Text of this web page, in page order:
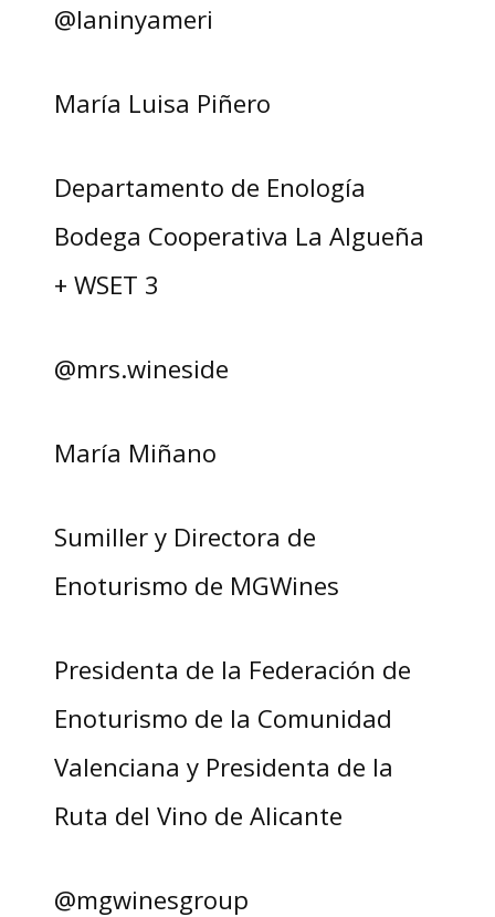
@laninyameri
María Luisa Piñero
Departamento de Enología
Bodega Cooperativa La Algueña
+ WSET 3
@mrs.wineside
María Miñano
Sumiller y Directora de
Enoturismo de MGWines
Presidenta de la Federación de
Enoturismo de la Comunidad
Valenciana y Presidenta de la
Ruta del Vino de Alicante
@mgwinesgroup